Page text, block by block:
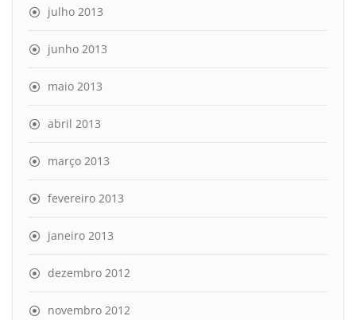
julho 2013
junho 2013
maio 2013
abril 2013
março 2013
fevereiro 2013
janeiro 2013
dezembro 2012
novembro 2012